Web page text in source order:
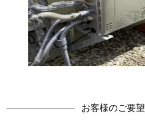
お客様のご要望